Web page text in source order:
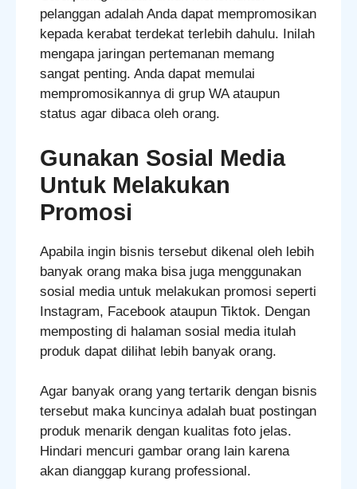
pelanggan adalah Anda dapat mempromosikan
kepada kerabat terdekat terlebih dahulu. Inilah
mengapa jaringan pertemanan memang
sangat penting. Anda dapat memulai
mempromosikannya di grup WA ataupun
status agar dibaca oleh orang.
Gunakan Sosial Media
Untuk Melakukan
Promosi
Apabila ingin bisnis tersebut dikenal oleh lebih
banyak orang maka bisa juga menggunakan
sosial media untuk melakukan promosi seperti
Instagram, Facebook ataupun Tiktok. Dengan
memposting di halaman sosial media itulah
produk dapat dilihat lebih banyak orang.
Agar banyak orang yang tertarik dengan bisnis
tersebut maka kuncinya adalah buat postingan
produk menarik dengan kualitas foto jelas.
Hindari mencuri gambar orang lain karena
akan dianggap kurang professional.